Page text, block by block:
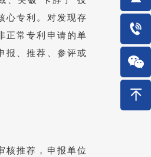
心专利。对发现存
正常专利申请的单
报、推荐、参评或
核推荐，申报单位